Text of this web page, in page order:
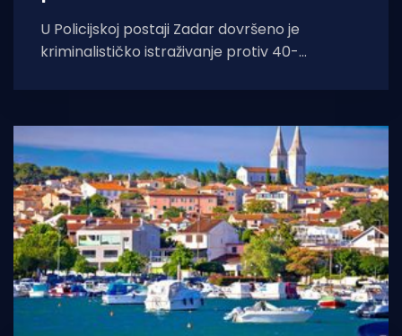
U Policijskoj postaji Zadar dovršeno je
kriminalističko istraživanje protiv 40-
2024. godine na